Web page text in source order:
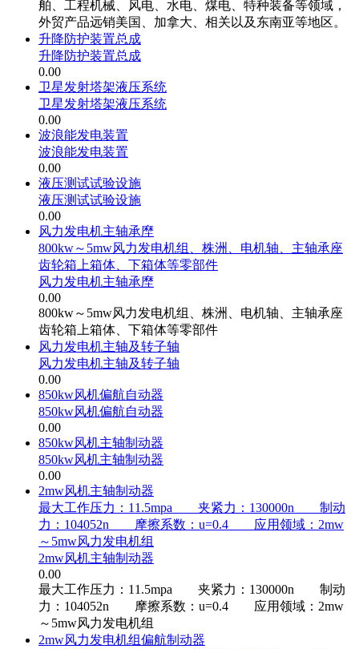
舶、工程机械、风电、水电、煤电、特种装备等领域，
外贸产品远销美国、加拿大、相关以及东南亚等地区。
升降防护装置总成
升降防护装置总成
0.00
卫星发射塔架液压系统
卫星发射塔架液压系统
0.00
波浪能发电装置
波浪能发电装置
0.00
液压测试试验设施
液压测试试验设施
0.00
风力发电机主轴承塺
800kw～5mw风力发电机组、株洲、电机轴、主轴承座
齿轮箱上箱体、下箱体等零部件
风力发电机主轴承塺
0.00
800kw～5mw风力发电机组、株洲、电机轴、主轴承座
齿轮箱上箱体、下箱体等零部件
风力发电机主轴及转子轴
风力发电机主轴及转子轴
0.00
850kw风机偏航自动器
850kw风机偏航自动器
0.00
850kw风机主轴制动器
850kw风机主轴制动器
0.00
2mw风机主轴制动器
最大工作压力：11.5mpa 夹紧力：130000n 制动
力：104052n 摩擦系数：u=0.4 应用领域：2mw
～5mw风力发电机组
2mw风机主轴制动器
0.00
最大工作压力：11.5mpa 夹紧力：130000n 制动
力：104052n 摩擦系数：u=0.4 应用领域：2mw
～5mw风力发电机组
2mw风力发电机组偏航制动器